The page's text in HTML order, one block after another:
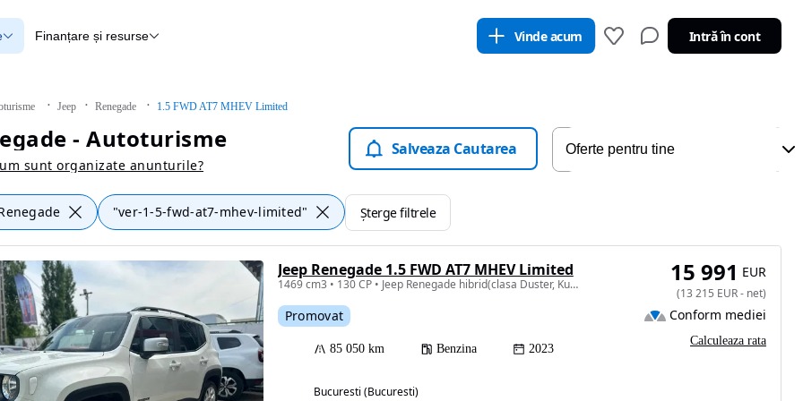
verificate
Blog Autovit.ro
Finanțare și resurse Vinde acum Intră în cont
Jeep Renegade 1.5 FWD AT7 MHEV Limited
- Autoturisme
sunt organizate anunturile?
Salveaza Cautarea
"ver-1-5-fwd-at7-mhev-limited" Șterge filtrele
Jeep Renegade 1.5 FWD AT7 MHEV Limited
1469 cm3 • 130 CP • Jeep Renegade hibrid(clasa Duster, Kuga, TRoc, TCross ) cutie automata
Promovat
85 050 km Benzina 2023
Bucuresti (Bucuresti)
15 991 EUR
(13 215 EUR- net)
Conform mediei
Calculeaza rata